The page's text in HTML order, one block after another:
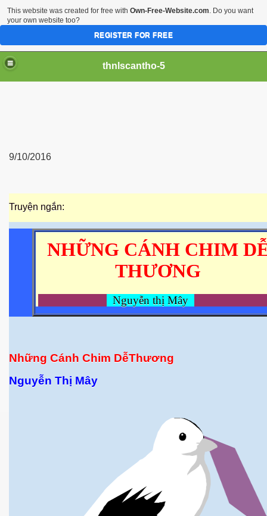
thnlscantho-5
9/10/2016
Truyện ngắn:
NHỮNG CÁNH CHIM
THƯƠNG
Nguyễn thị Mây
Những Cánh Chim DễThương
Nguyễn Thị Mây
Bộ xưa
This website was created for free with Own-Free-Website.com. Do you want
your own website too?
REGISTER FOR FREE